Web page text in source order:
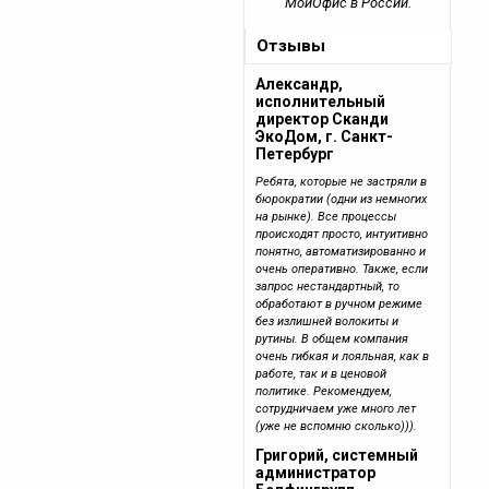
Отзывы
Александр,
исполнительный
директор Сканди
ЭкоДом, г. Санкт-
Петербург
Ребята, которые не застряли в
бюрократии (одни из немногих
на рынке). Все процессы
происходят просто, интуитивно
понятно, автоматизированно и
очень оперативно. Также, если
запрос нестандартный, то
обработают в ручном режиме
без излишней волокиты и
рутины. В общем компания
очень гибкая и лояльная, как в
работе, так и в ценовой
политике. Рекомендуем,
сотрудничаем уже много лет
(уже не вспомню сколько))).
Григорий, системный
администратор